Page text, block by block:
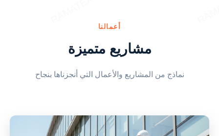
أعمالنا
مشاريع متميزة
نماذج من المشاريع والأعمال التي أنجزناها بنجاح